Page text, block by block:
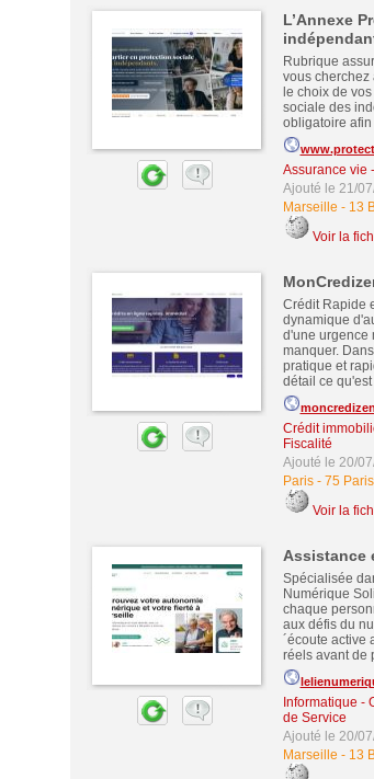
L’Annexe
Rubrique
vous cherchez
le choix de
sociale des
obligatoire
Assurance vie
Ajouté le 21/
Marseille - 13
Voir la
Crédit Rapide
dynamique
d'une urgence
manquer.
pratique et
détail ce
Crédit
Fiscalité
Ajouté le 20/
Paris- 75 Paris
Voir la
Assistance
Spécialisée
Numérique
chaque
aux défis du
´écoute active
réels avant de
Informatique -
de Service
Ajouté le 20/
Marseille - 13